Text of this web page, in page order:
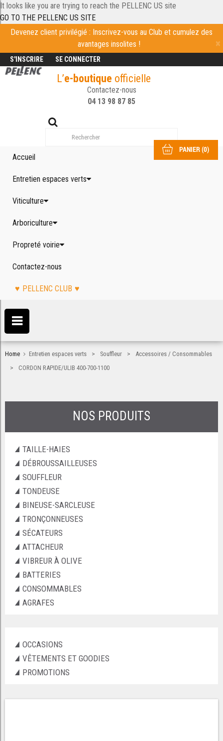
It looks like you are trying to reach the PELLENC US site
GO TO THE PELLENC US SITE
Devenez client privilégié : Inscrivez-vous au Club et cumulez des
avantages insolites !
S'INSCRIRE SE CONNECTER
L’e-boutique officielle
Contactez-nous
04 13 98 87 85
PANIER(0)
Accueil
Entretien espaces verts
Viticulture
Arboriculture
Propreté voirie
Contactez-nous
PELLENC CLUB
Home Entretien espaces verts > Souffleur > Accessoires / Consommables
> CORDON RAPIDE/ULIB 400-700-1100
NOS PRODUITS
TAILLE-HAIES
DÉBROUSSAILLEUSES
SOUFFLEUR
TONDEUSE
BINEUSE-SARCLEUSE
TRONÇONNEUSES
SÉCATEURS
ATTACHEUR
VIBREUR À OLIVE
BATTERIES
CONSOMMABLES
AGRAFES
OCCASIONS
VÊTEMENTS ET GOODIES
PROMOTIONS